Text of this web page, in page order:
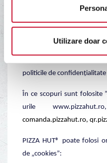
Utilizare doar
Confidențialitate a
informații personale. PIZZA
politicile de
În ce scopuri sunt folosite
urile
comanda.pizzahut.ro,
PIZZA HUT® poate folosi
de „cookies”: